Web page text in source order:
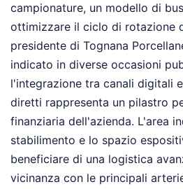
campionature, un modello di
ottimizzare il ciclo di rotazione
presidente di Tognana
indicato in diverse occasioni
l'integrazione tra canali digitali
diretti rappresenta un pilastro
finanziaria dell'azienda. L'area
stabilimento e lo spazio
beneficiare di una logistica
vicinanza con le principali